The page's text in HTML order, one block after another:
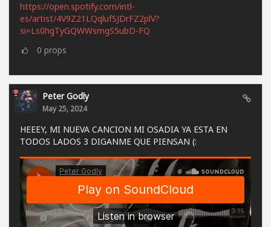
https://open.spotify.com/intl-
es/artist/4V9Z21LQqlufSJDrFZ2plV?
si=Ls0hgTyGQWWsmgS5ubD-FQ
0 props
Peter Godly
May 25, 2024
HEEEY, MI NUEVA CANCION MI OSADIA YA ESTA EN
TODOS LADOS 3 DIGANME QUE PIENSAN (: